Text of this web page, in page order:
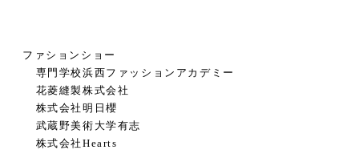
ファションショー
専門学校浜西ファッションアカデミー
花菱縫製株式会社
株式会社明日櫻
武蔵野美術大学有志
株式会社 Hearts